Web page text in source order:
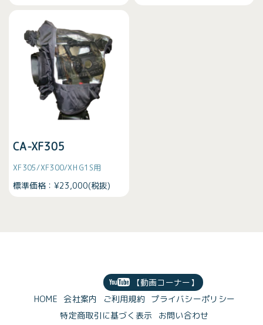
CA-XF305
XF305/XF300/XH G1S用
標準価格：¥23,000(税抜)
【動画コーナー】
HOME 会社案内 ご利用規約 プライバシーポリシー
特定商取引に基づく表示
お問い合わせ